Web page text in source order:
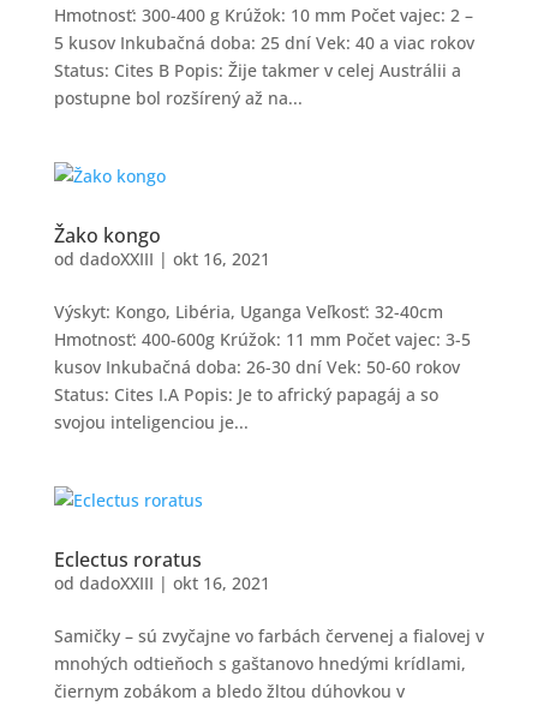
Hmotnosť: 300-400 g Krúžok: 10 mm Počet vajec: 2 –
5 kusov Inkubačná doba: 25 dní Vek: 40 a viac rokov
Status: Cites B Popis: Žije takmer v celej Austrálii a
postupne bol rozšírený až na...
Žako kongo
od dadoXXIII | okt 16, 2021
Výskyt: Kongo, Libéria, Uganga Veľkosť: 32-40cm
Hmotnosť: 400-600g Krúžok: 11 mm Počet vajec: 3-5
kusov Inkubačná doba: 26-30 dní Vek: 50-60 rokov
Status: Cites I.A Popis: Je to africký papagáj a so
svojou inteligenciou je...
Eclectus roratus
od dadoXXIII | okt 16, 2021
Samičky – sú zvyčajne vo farbách červenej a fialovej v
mnohých odtieňoch s gaštanovo hnedými krídlami,
čiernym zobákom a bledo žltou dúhovkou v